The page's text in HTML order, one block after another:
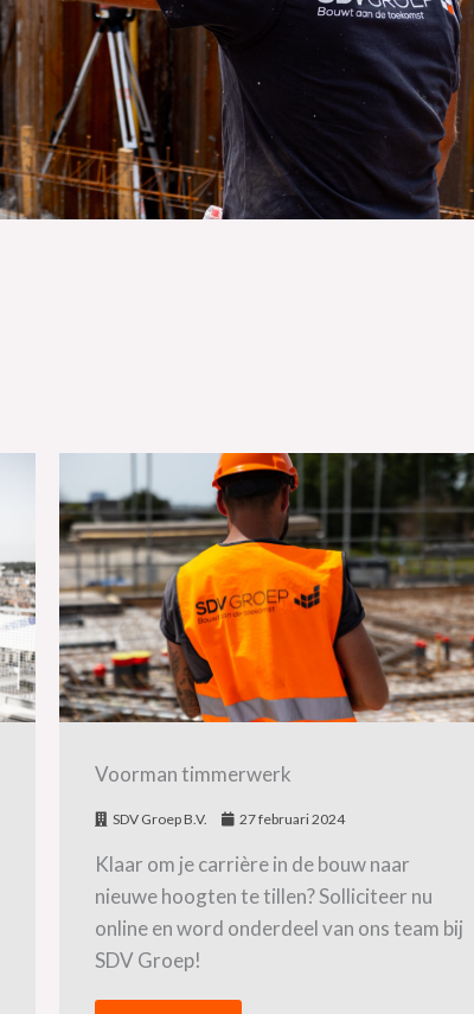
Voorman timmerwerk
SDV Groep B.V. 27 februari 2024
Klaar om je carrière in de bouw naar
nieuwe hoogten te tillen? Solliciteer nu
online en word onderdeel van ons team bij
SDV Groep!